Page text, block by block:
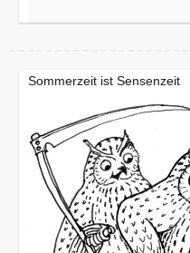
Sommerzeit ist Sensenzeit